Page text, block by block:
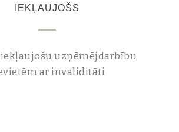
IEKĻAUJOŠS
uzņēmējdarbību
ar invaliditāti